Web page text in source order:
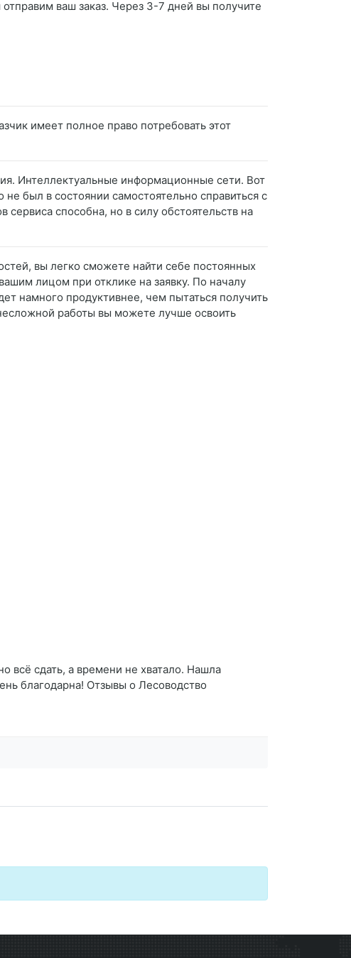
ваш заказ. Через 3-7 дней вы получите
имеет полное право потребовать этот
Интеллектуальные информационные сети. Вот
был в состоянии самостоятельно справиться с
сервиса способна, но в силу обстоятельств на
вы легко сможете найти себе постоянных
лицом при отклике на заявку. По началу
намного продуктивнее, чем пытаться получить
работы вы можете лучше освоить
всё сдать, а времени не хватало. Нашла
благодарна! Отзывы о Лесоводство